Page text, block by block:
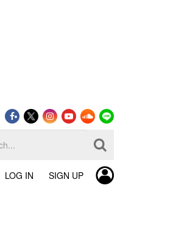
LOG IN SIGN UP